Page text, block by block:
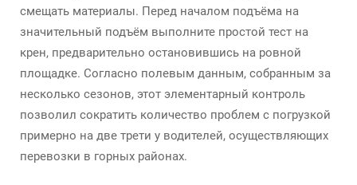
смещать материалы. Перед началом подъёма на
значительный подъём выполните простой тест на
крен, предварительно остановившись на ровной
площадке. Согласно полевым данным, собранным за
несколько сезонов, этот элементарный контроль
позволил сократить количество проблем с погрузкой
примерно на две трети у водителей, осуществляющих
перевозки в горных районах.